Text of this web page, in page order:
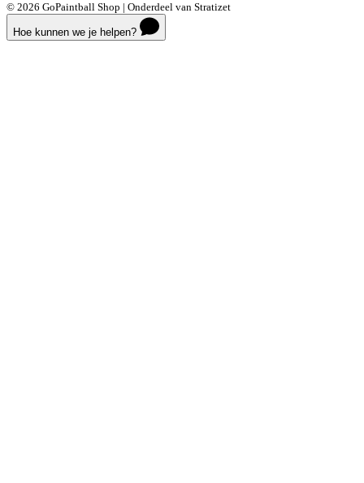
© 2026 GoPaintball Shop | Onderdeel van Stratizet
Hoe kunnen we je helpen?